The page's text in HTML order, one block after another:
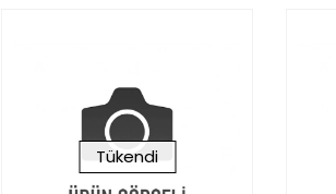
Tükendi